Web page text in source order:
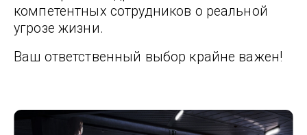
компетентных сотрудников о реальной
угрозе жизни.
Ваш ответственный выбор крайне важен!